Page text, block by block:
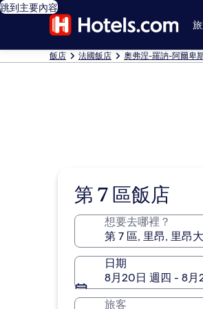
跳到主要內容
飯店 法國飯店 奧弗涅-羅訥-阿爾卑
第 7 區飯店
想要去哪裡？
日期
8月20日 週四 - 8月
旅客